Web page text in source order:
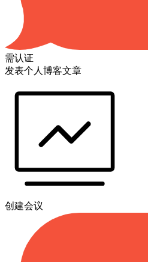
需认证
发表个人博客文章
创建会议